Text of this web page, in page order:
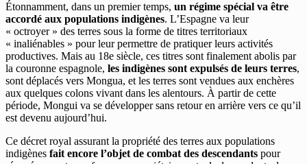
Étonnamment, dans un premier temps, un régime spécial va être
accordé aux populations indigènes. L’Espagne va leur
« octroyer » des terres sous la forme de titres territoriaux
« inaliénables » pour leur permettre de pratiquer leurs activités
productives. Mais au 18e siècle, ces titres sont finalement abolis par
la couronne espagnole, les indigènes sont expulsés de leurs terres,
sont déplacés vers Mongua, et les terres sont vendues aux enchères
aux quelques colons vivant dans les alentours. À partir de cette
période, Mongui va se développer sans retour en arrière vers ce qu’il
est devenu aujourd’hui.
Ce décret royal assurant la propriété des terres aux populations
indigènes fait encore l’objet de combat des descendants pour